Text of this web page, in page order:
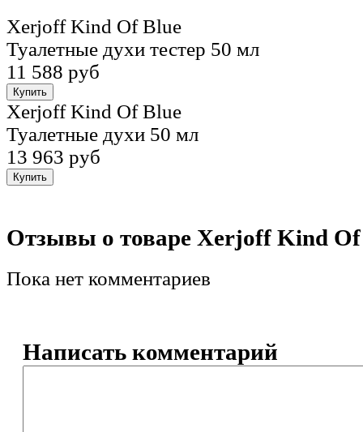
Xerjoff Kind Of Blue
Туалетные духи тестер 50 мл
11 588 руб
Xerjoff Kind Of Blue
Туалетные духи 50 мл
13 963 руб
Отзывы о товаре Xerjoff Kind Of
Пока нет комментариев
Написать комментарий